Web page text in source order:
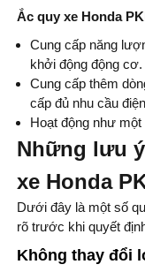
Ắc quy xe Honda
Cung cấp năng
khởi động động cơ.
Cung cấp thêm
cấp đủ nhu cầu
Hoạt động như
Những lưu
xe Honda
Dưới đây là một số
rõ trước khi quyết
Không thay đổi